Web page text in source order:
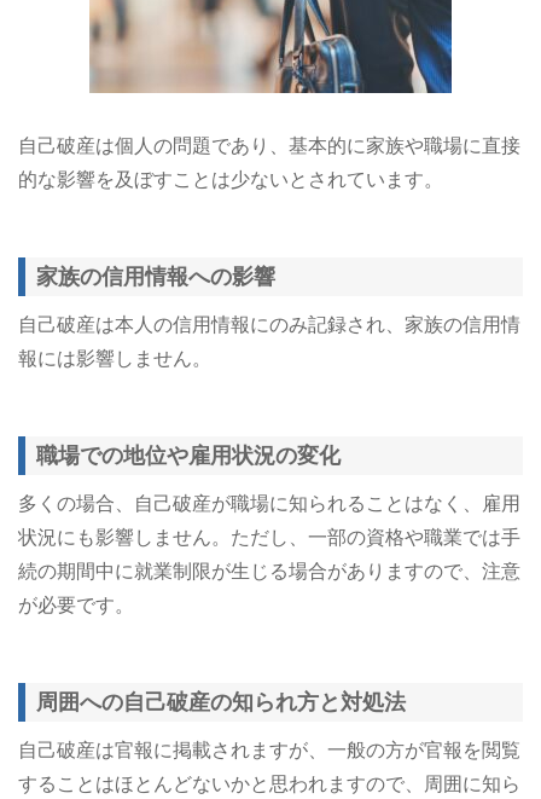
自己破産は個人の問題であり、基本的に家族や職場に直接
的な影響を及ぼすことは少ないとされています。
家族の信用情報への影響
自己破産は本人の信用情報にのみ記録され、家族の信用情
報には影響しません。​
職場での地位や雇用状況の変化
多くの場合、自己破産が職場に知られることはなく、雇用
状況にも影響しません。ただし、一部の資格や職業では手
続の期間中に就業制限が生じる場合がありますので、注意
が必要です。
周囲への自己破産の知られ方と対処法
自己破産は官報に掲載されますが、一般の方が官報を閲覧
することはほとんどないかと思われますので、周囲に知ら